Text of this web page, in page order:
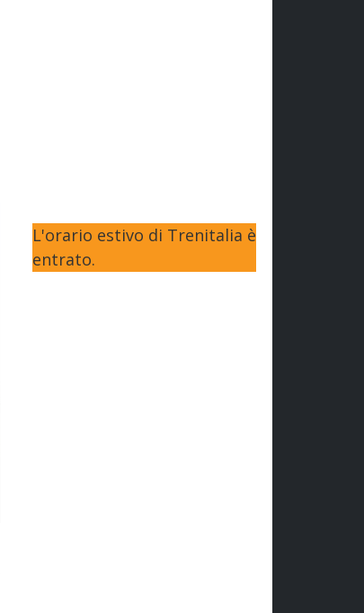
L'orario estivo di Trenitalia è
entrato.